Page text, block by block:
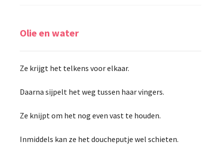
Olie en water
Ze krijgt het telkens voor elkaar.
Daarna sijpelt het weg tussen haar vingers.
Ze knijpt om het nog even vast te houden.
Inmiddels kan ze het doucheputje wel schieten.